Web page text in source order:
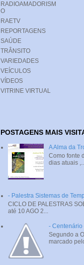
RADIOAMADORISM
O
RAETV
REPORTAGENS
SAÚDE
TRÂNSITO
VARIEDADES
VEÍCULOS
VÍDEOS
VITRINE VIRTUAL
POSTAGENS MAIS
A Alma da
Como fonte
dias atuais ,...
- Palestra Sistemas de
CICLO DE PALESTRAS
até 10 AGO 2...
- Centenário
Segundo a
marcado pelo